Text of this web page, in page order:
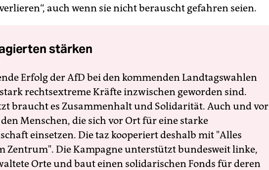
auch wenn sie nicht berauscht gefahren seien.
stärken
Erfolg der AfD bei den kommenden Landtagswahlen
rechtsextreme Kräfte inzwischen geworden sind.
braucht es Zusammenhalt und Solidarität. Auch und vor
Menschen, die sich vor Ort für eine starke
einsetzen. Die taz kooperiert deshalb mit "Alles
Zentrum". Die Kampagne unterstützt bundesweit linke,
Orte und baut einen solidarischen Fonds für deren